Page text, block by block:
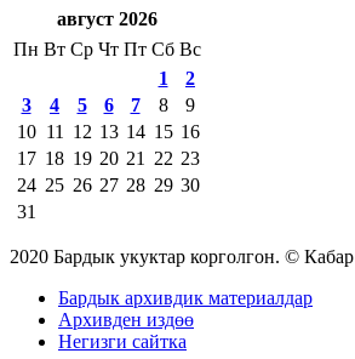
август 2026
Пн Вт Ср Чт Пт Сб Вс
1
2
3
4 5 6 7 8
9
10 11 12 13 14 15 16
17 18 19 20 21 22 23
24 25 26 27 28 29 30
31
2020 Бардык укуктар корголгон. ©
Бардык архивдик материалдар
Архивден издөө
Негизги сайтка